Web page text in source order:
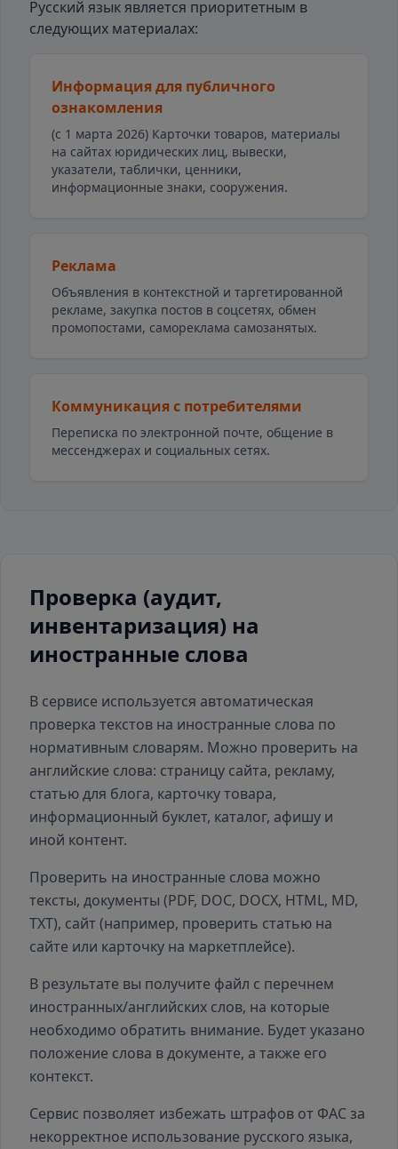
Русский язык является приоритетным в
следующих материалах:
Информация для публичного
ознакомления
(с 1 марта 2026) Карточки товаров, материалы
на сайтах юридических лиц, вывески,
указатели, таблички, ценники,
информационные знаки, сооружения.
Реклама
Объявления в контекстной и таргетированной
рекламе, закупка постов в соцсетях, обмен
промопостами, самореклама самозанятых.
Коммуникация с потребителями
Переписка по электронной почте, общение в
мессенджерах и социальных сетях.
Проверка (аудит,
инвентаризация) на
иностранные слова
В сервисе используется автоматическая
проверка текстов на иностранные слова по
нормативным словарям. Можно проверить на
английские слова: страницу сайта, рекламу,
статью для блога, карточку товара,
информационный буклет, каталог, афишу и
иной контент.
Проверить на иностранные слова можно
тексты, документы (PDF, DOC, DOCX, HTML, MD,
TXT), сайт (например, проверить статью на
сайте или карточку на маркетплейсе).
В результате вы получите файл с перечнем
иностранных/английских слов, на которые
необходимо обратить внимание. Будет указано
положение слова в документе, а также его
контекст.
Сервис позволяет избежать штрафов от ФАС за
некорректное использование русского языка,